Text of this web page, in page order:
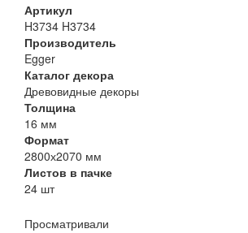
Артикул
H3734 H3734
Производитель
Egger
Каталог декора
Древовидные декоры
Толщина
16 мм
Формат
2800х2070 мм
Листов в пачке
24 шт
Просматривали